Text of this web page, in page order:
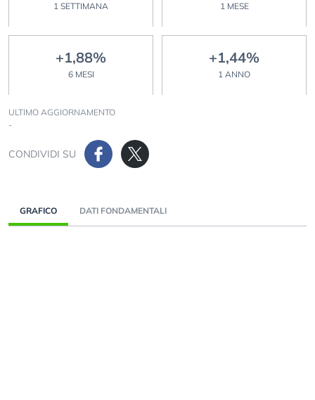
1 SETTIMANA 1 MESE
+1,88%
6 MESI
+1,44%
1 ANNO
ULTIMO AGGIORNAMENTO
-
CONDIVIDI SU
GRAFICO DATI FONDAMENTALI